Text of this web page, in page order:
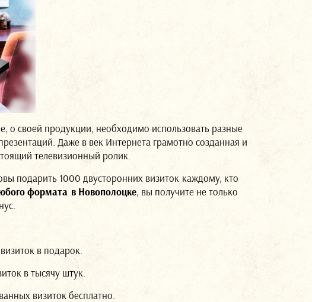
о своей продукции, необходимо использовать разные
Даже в век Интернета грамотно созданная и
телевизионный ролик.
подарить 1000 двусторонних визиток каждому, кто
формата в Новополоцке, вы получите не только
в подарок.
в тысячу штук.
визиток бесплатно.